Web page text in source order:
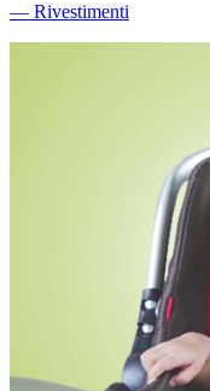
― Rivestimenti